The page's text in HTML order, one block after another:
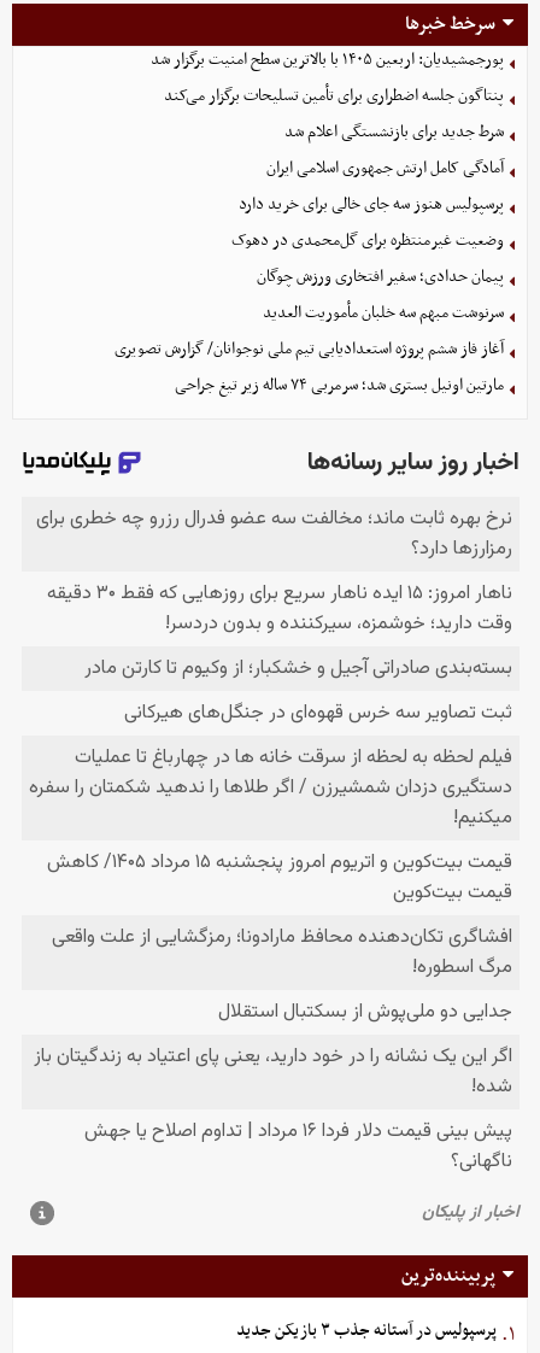
سرخط خبرها
پورجمشیدیان: اربعین ۱۴۰۵ با بالاترین سطح امنیت برگزار شد
پنتاگون جلسه اضطراری برای تأمین تسلیحات برگزار می‌کند
شرط جدید برای بازنشستگی اعلام شد
آمادگی کامل ارتش جمهوری اسلامی ایران
پرسپولیس هنوز سه جای خالی برای خرید دارد
وضعیت غیرمنتظره برای گل‌محمدی در دهوک
پیمان حدادی؛ سفیر افتخاری ورزش چوگان
سرنوشت مبهم سه خلبان مأموریت العدید
آغاز فاز ششم پروژه استعدادیابی تیم ملی نوجوانان/ گزارش تصویری
مارتین اونیل بستری شد؛ سرمربی ۷۴ ساله زیر تیغ جراحی
پربیننده‌ترین
۱. پرسپولیس در آستانه جذب ۳ بازیکن جدید